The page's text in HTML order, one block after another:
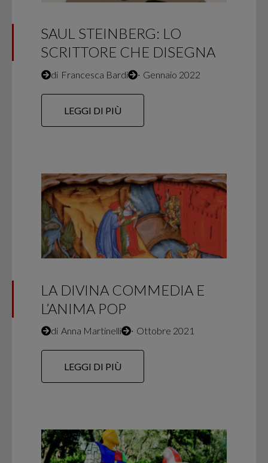
SAUL STEINBERG: LO
SCRITTORE CHE DISEGNA
di Francesca Bardi ∙ Gennaio 2022
LEGGI DI PIÙ
LA DIVINA COMMEDIA E
L’ANIMA POP
di Anna Martinelli ∙ Ottobre 2021
LEGGI DI PIÙ